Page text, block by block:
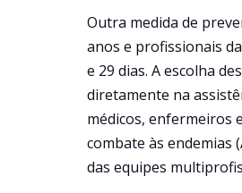
Outra medida de
anos e profissionais
e 29 dias. A escolha
diretamente na
médicos, enfermeiros
combate às endemias
das equipes